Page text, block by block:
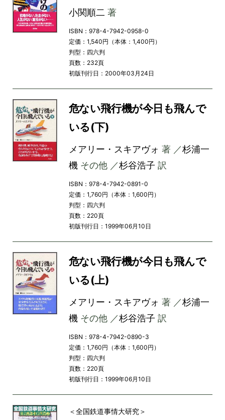
小関順二 著
ISBN：978-4-7942-0958-0
定価：1,540円（本体：1,400円）
判型：四六判
頁数：232頁
初版刊行日：2000年03月24日
危ない飛行機が今日も飛んで
いる(下)
メアリー・スキアヴォ 著 ／杉浦一
機 その他 ／杉谷浩子 訳
ISBN：978-4-7942-0891-0
定価：1,760円（本体：1,600円）
判型：四六判
頁数：220頁
初版刊行日：1999年06月10日
危ない飛行機が今日も飛んで
いる(上)
メアリー・スキアヴォ 著 ／杉浦一
機 その他 ／杉谷浩子 訳
ISBN：978-4-7942-0890-3
定価：1,760円（本体：1,600円）
判型：四六判
頁数：220頁
初版刊行日：1999年06月10日
＜全国鉄道事情大研究＞